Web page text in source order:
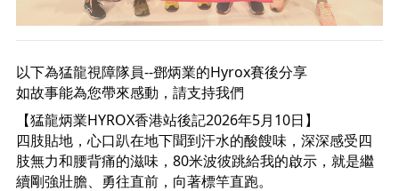
以下為猛龍視障隊員--鄧炳業的Hyrox賽後分享
如故事能為您帶來感動，請支持我們
【猛龍炳業HYROX香港站後記2026年5月10日】
四肢貼地，心口趴在地下聞到汗水的酸餿味，深深感受四
肢無力和腰背痛的滋味，80米波彼跳給我的啟示，就是繼
續剛強壯膽、勇往直前，向著標竿直跑。